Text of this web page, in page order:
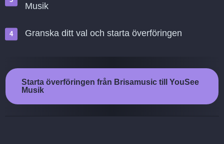
Musik
Granska ditt val och starta överföringen
Starta överföringen från Brisamusic till YouSee
Musik